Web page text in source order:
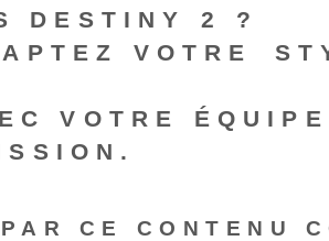
DESTINY 2 ?
VOTRE⁤
VOTRE
CE CONTENU